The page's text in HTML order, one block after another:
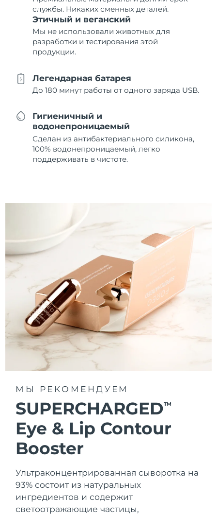
службы. Никаких сменных деталей.
Этичный и веганский
Мы не использовали животных для
разработки и тестирования этой
продукции.
Легендарная батарея
До 180 минут работы от одного заряда USB.
Гигиеничный и
водонепроницаемый
Сделан из антибактериального силикона,
100% водонепроницаемый, легко
поддерживать в чистоте.
МЫ РЕКОМЕНДУЕМ
SUPERCHARGEDTM
Eye & Lip Contour
Booster
Ультраконцентрированная сыворотка на
93% состоит из натуральных
ингредиентов и содержит
светоотражающие частицы,